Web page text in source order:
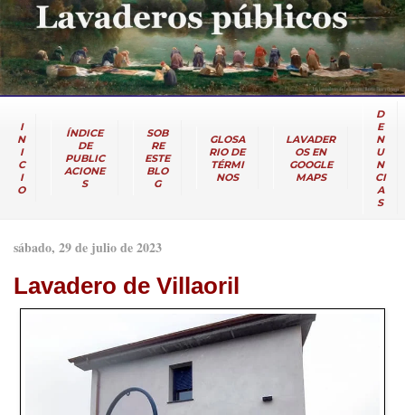
I
N
I
C
I
O
ÍNDICE
DE
PUBLIC
ACIONE
S
SOB
RE
ESTE
BLO
G
GLOSA
RIO DE
TÉRMI
NOS
LAVADER
OS EN
GOOGLE
MAPS
D
E
N
U
N
CI
A
S
sábado, 29 de julio de 2023
Lavadero de Villaoril